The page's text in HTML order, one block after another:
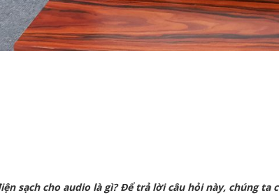
sạch cho audio là gì? Để trả lời câu hỏi này, chúng